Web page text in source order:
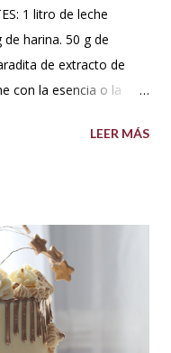
1 litro de leche
harina. 50 g de
de extracto de
con la esencia o la
con la maicena y
de batir. Cuando haya
moviendo de
una cucharada de
y sabor. Tips: Se
Esta crema es
LEER MÁS